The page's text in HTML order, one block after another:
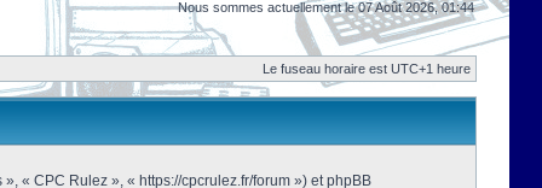
Nous sommes actuellement le 07 Août 2026, 01:44
Le fuseau horaire est UTC+1 heure
« CPC Rulez », « https://cpcrulez.fr/forum ») et phpBB